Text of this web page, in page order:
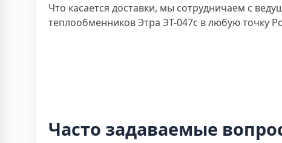
Что касается доставки, мы сотрудничаем с
теплообменников Этра ЭТ-047с в любую точку
Часто задаваемые